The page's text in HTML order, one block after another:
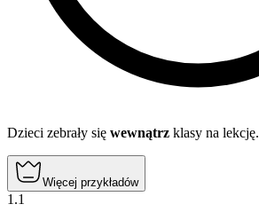
Dzieci zebrały się wewnątrz klasy na lekcję.
Więcej przykładów
1 .1